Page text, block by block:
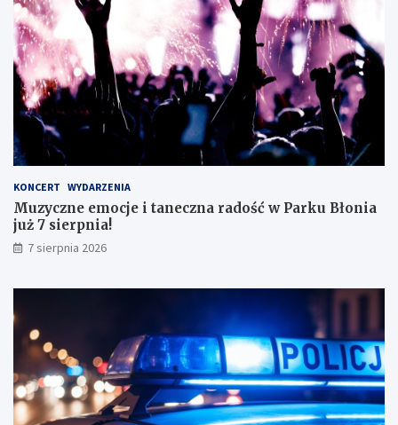
ę
z
d
o
s
k
o
n
a
ł
m
i
w
y
k
a
m
e
g
o
!
KONCERT WYDARZENIA
Muzyczne emocje i taneczna radość w Parku Błonia
już 7 sierpnia!
7 sierpnia 2026